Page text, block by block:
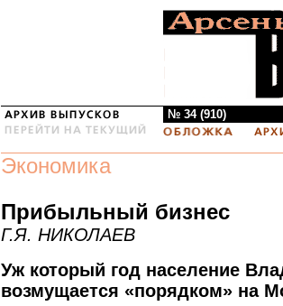
№ 34 (910)
Экономика
Прибыльный бизнес
Г.Я. НИКОЛАЕВ
Уж который год население
возмущается «порядком» на